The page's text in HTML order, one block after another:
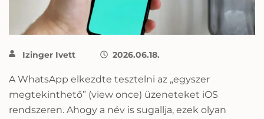
Izinger Ivett 2026.06.18.
A WhatsApp elkezdte tesztelni az „egyszer
megtekinthető” (view once) üzeneteket iOS
rendszeren. Ahogy a név is sugallja, ezek olyan